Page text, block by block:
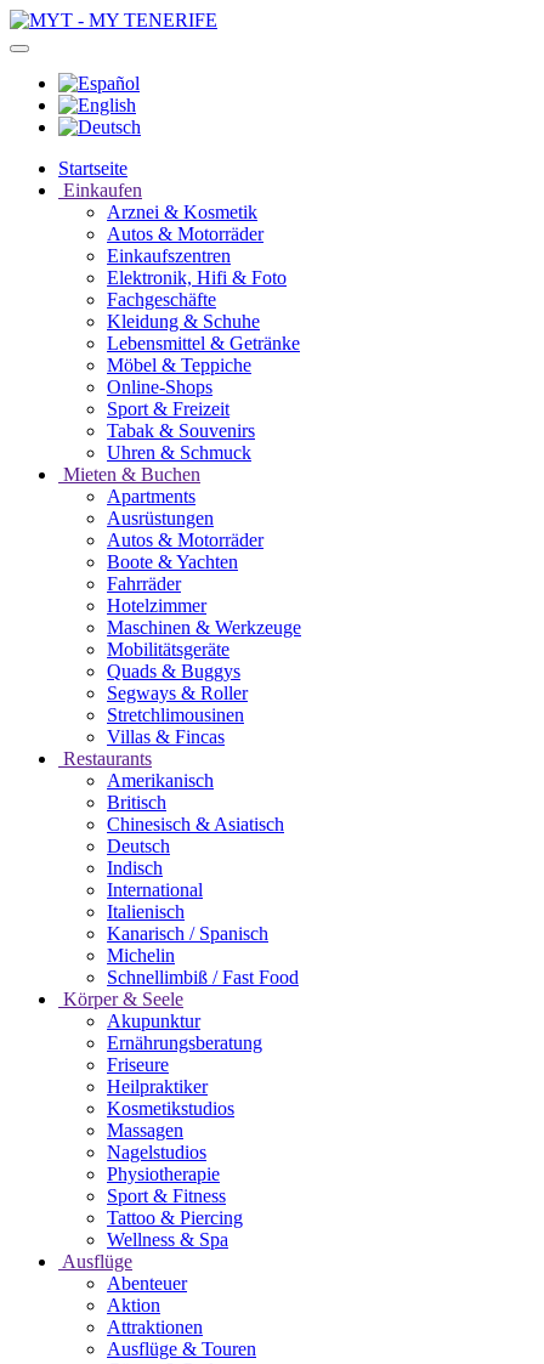
Startseite
Einkaufen
Arznei & Kosmetik
Autos & Motorräder
Einkaufszentren
Elektronik, Hifi & Foto
Fachgeschäfte
Kleidung & Schuhe
Lebensmittel & Getränke
Möbel & Teppiche
Online-Shops
Sport & Freizeit
Tabak & Souvenirs
Uhren & Schmuck
Mieten & Buchen
Apartments
Ausrüstungen
Autos & Motorräder
Boote & Yachten
Fahrräder
Hotelzimmer
Maschinen & Werkzeuge
Mobilitätsgeräte
Quads & Buggys
Segways & Roller
Stretchlimousinen
Villas & Fincas
Restaurants
Amerikanisch
Britisch
Chinesisch & Asiatisch
Deutsch
Indisch
International
Italienisch
Kanarisch / Spanisch
Michelin
Schnellimbiß / Fast Food
Körper & Seele
Akupunktur
Ernährungsberatung
Friseure
Heilpraktiker
Kosmetikstudios
Massagen
Nagelstudios
Physiotherapie
Sport & Fitness
Tattoo & Piercing
Wellness & Spa
Ausflüge
Abenteuer
Aktion
Attraktionen
Ausflüge & Touren